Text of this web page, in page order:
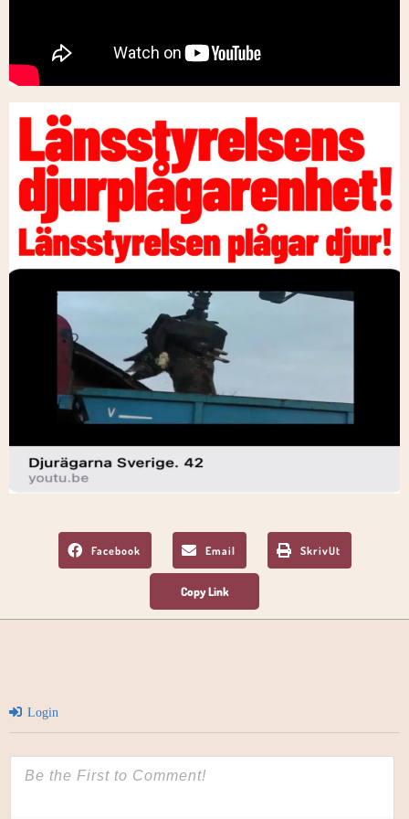
Facebook Email SkrivUt
Login